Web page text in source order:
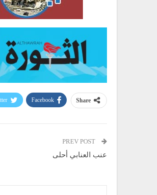
Share
Facebook
عنب العنابي أحلى